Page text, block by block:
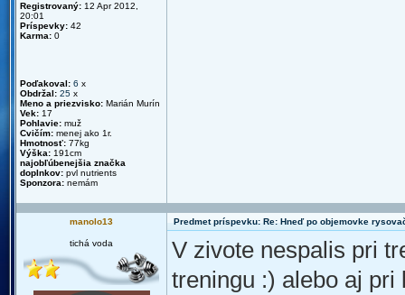
Registrovaný: 12 Apr 2012,
20:01
Príspevky: 42
Karma: 0
Poďakoval: 6 x
Obdržal: 25 x
Meno a priezvisko: Marián Murín
Vek: 17
Pohlavie: muž
Cvičím: menej ako 1r.
Hmotnosť: 77kg
Výška: 191cm
najobľúbenejšia značka
doplnkov: pvl nutrients
Sponzora: nemám
manolo13 Predmet príspevku: Re: Hneď po objemovke
tichá voda
V zivote nespalis pri
treningu :) alebo aj